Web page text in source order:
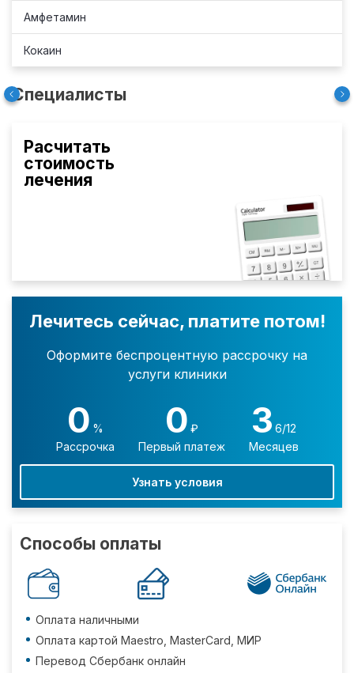
Амфетамин
Кокаин
Специалисты
Расчитать
стоимость
лечения
Лечитесь сейчас, платите потом!
Оформите беспроцентную рассрочку на
услуги клиники
0 %
Рассрочка
0 ₽
Первый платеж
3 6/12
Месяцев
Узнать условия
Способы оплаты
Оплата наличными
Оплата картой Maestro, MasterCard, МИР
Перевод Сбербанк онлайн